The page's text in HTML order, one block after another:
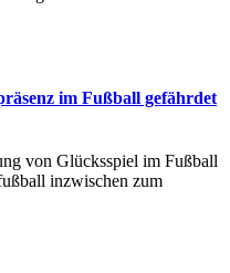
im Fußball gefährdet
von Glücksspiel im Fußball
inzwischen zum